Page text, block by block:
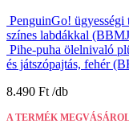
PenguinGo! ügyességi
színes labdákkal
Pihe-puha ölelnivaló
és játszópajtás, fehér
8.490 Ft
A TERMÉK